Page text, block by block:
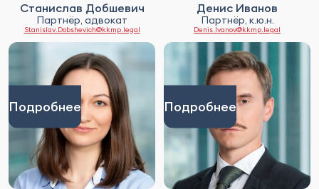
Станислав Добшевич
Партнёр, адвокат
Stanislav.Dobshevich@kkmp.legal
Денис Иванов
Партнёр, к.ю.н.
Denis.Ivanov@kkmp.legal
Подробнее Подробнее